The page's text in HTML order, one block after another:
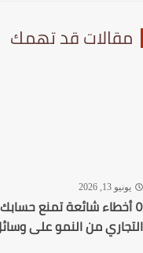
قد تهمك
13, 2026
شائعة تمنع حسابك
من النمو على وسائل...